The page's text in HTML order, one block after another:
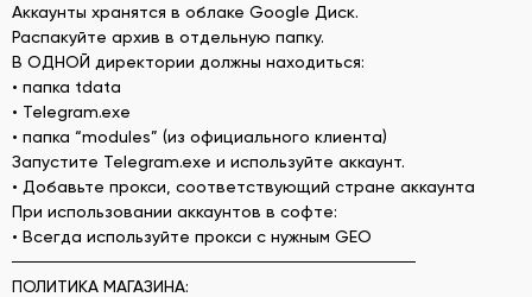
Аккаунты хранятся в облаке Google Диск.
Распакуйте архив в отдельную папку.
В ОДНОЙ директории должны находиться:
• папка tdata
• Telegram.exe
• папка “modules” (из официального клиента)
Запустите Telegram.exe и используйте аккаунт.
• Добавьте прокси, соответствующий стране аккаунта
При использовании аккаунтов в софте:
• Всегда используйте прокси с нужным GEO
──────────────────────────────────
ПОЛИТИКА МАГАЗИНА: